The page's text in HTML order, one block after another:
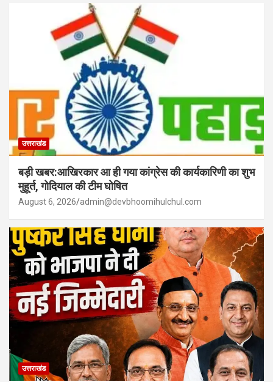
उत्तराखंड
बड़ी खबर:आखिरकार आ ही गया कांग्रेस की कार्यकारिणी का शुभ
मुहूर्त, गोदियाल की टीम घोषित
August 6, 2026 admin@devbhoomihulchul.com
उत्तराखंड